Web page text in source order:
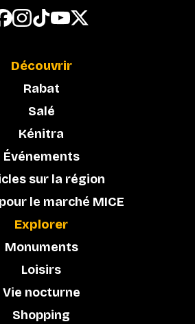
Découvrir
Rabat
Salé
Kénitra
Événements
sur la région
le marché MICE
Explorer
Monuments
Loisirs
Vie nocturne
Shopping